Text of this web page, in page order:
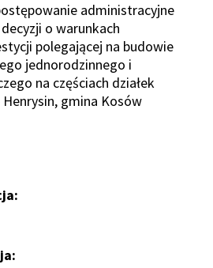
administracyjne
o warunkach
polegającej na budowie
jednorodzinnego i
na częściach działek
gmina Kosów